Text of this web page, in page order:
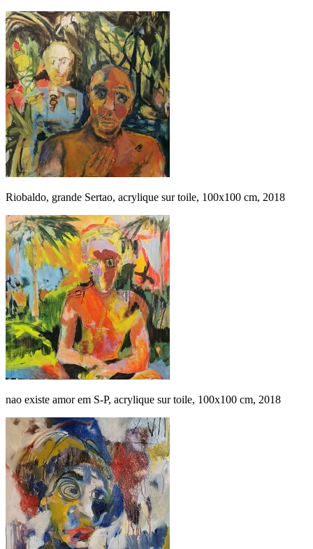
Riobaldo, grande Sertao, acrylique sur toile, 100x100 cm, 2018
nao existe amor em S-P, acrylique sur toile, 100x100 cm, 2018